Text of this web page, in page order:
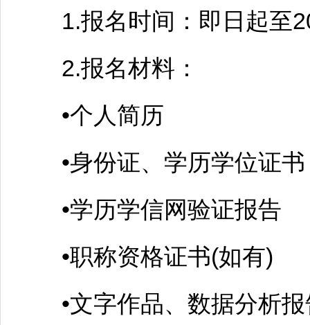
1.报名时间：即日起至
2.报名材料：
•个人简历
•身份证、学历学位证书
•学历学信网验证报告
•职称资格证书(如有)
•文字作品、数据分析报